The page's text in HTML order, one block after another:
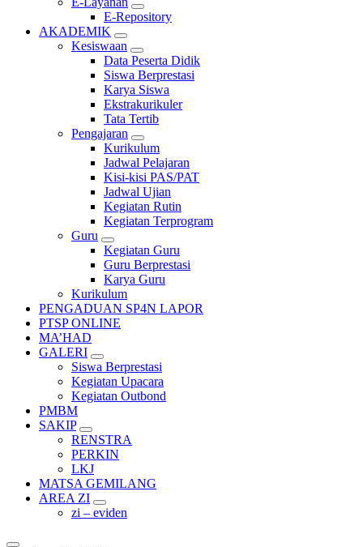
E-Repository
AKADEMIK
Kesiswaan
Data Peserta Didik
Siswa Berprestasi
Karya Siswa
Ekstrakurikuler
Tata Tertib
Pengajaran
Kurikulum
Jadwal Pelajaran
Kisi-kisi PAS/PAT
Jadwal Ujian
Kegiatan Rutin
Kegiatan Terprogram
Guru
Kegiatan Guru
Guru Berprestasi
Karya Guru
Kurikulum
PENGADUAN SP4N LAPOR
PTSP ONLINE
MA’HAD
GALERI
Siswa Berprestasi
Kegiatan Upacara
Kegiatan Outbond
PMBM
SAKIP
RENSTRA
PERKIN
LKJ
MATSA GEMILANG
AREA ZI
zi – eviden